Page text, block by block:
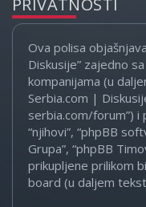
PRIVATNOSTI
Ova polisa
Diskusije” zajedno
kompanijama (u
Serbia.com |
serbia.com/forum”) i
“njihovi”, “phpBB
Grupa”, “phpBB
prikupljene prilikom
board (u daljem